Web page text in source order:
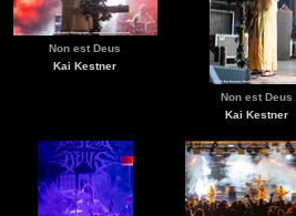
Non est Deus
Kai Kestner
Non est Deus
Kai Kestner